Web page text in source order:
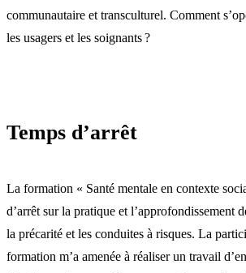
communautaire et transculturel. Comment
les usagers et les soignants ?
Temps d’arrêt
La formation « Santé mentale en contexte
d’arrêt sur la pratique et l’approfondissement
la précarité et les conduites à risques. La
formation m’a amenée à réaliser un travail